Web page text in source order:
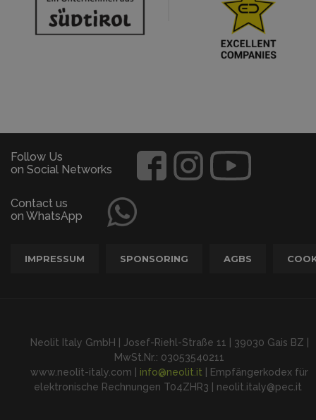
Follow Us
on Social Networks
Contact us
on WhatsApp
IMPRESSUM SPONSORING AGBS
Neolit Italy GmbH | Josef-Riehl-Straße 11 | 39030 Gais BZ |
MwSt.Nr.: 03053540211
www.neolit-italy.com | info@neolit.it | Empfängerkodex für
elektronische Rechnungen T04ZHR3 | neolit.italy@pec.it